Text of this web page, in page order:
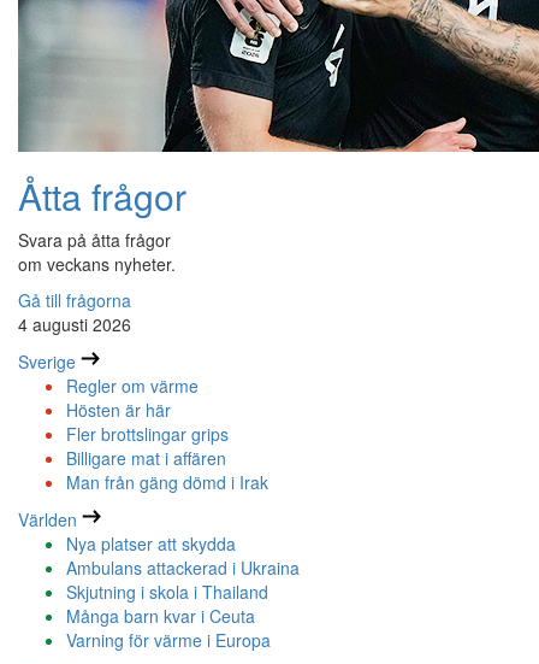
Åtta frågor
Svara på åtta frågor
om veckans nyheter.
Gå till frågorna
4 augusti 2026
Sverige
Regler om värme
Hösten är här
Fler brottslingar grips
Billigare mat i affären
Man från gäng dömd i Irak
Världen
Nya platser att skydda
Ambulans attackerad i Ukraina
Skjutning i skola i Thailand
Många barn kvar i Ceuta
Varning för värme i Europa